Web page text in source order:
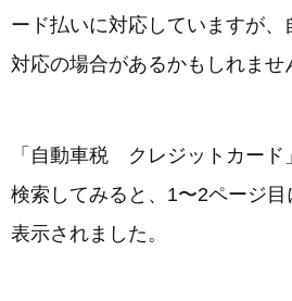
ード払いに対応していますが、
対応の場合があるかもしれませ
「自動車税 クレジットカード
検索してみると、1〜2ページ
表示されました。